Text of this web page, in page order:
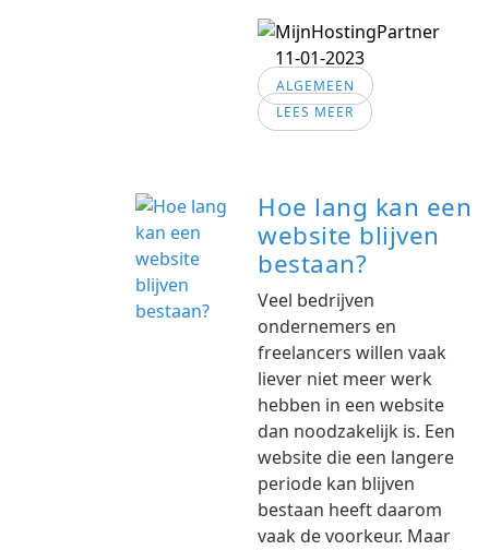
11-01-2023
ALGEMEEN
LEES MEER
Hoe lang kan een
website blijven
bestaan?
Veel bedrijven
ondernemers en
freelancers willen vaak
liever niet meer werk
hebben in een website
dan noodzakelijk is. Een
website die een langere
periode kan blijven
bestaan heeft daarom
vaak de voorkeur. Maar